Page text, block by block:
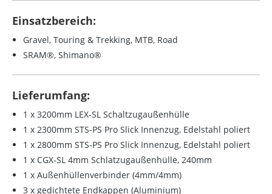
Einsatzbereich:
Gravel, Touring & Trekking, MTB, Road
SRAM®, Shimano®
Lieferumfang:
1 x 3200mm LEX-SL Schaltzugaußenhülle
1 x 2300mm STS-PS Pro Slick Innenzug, Edelstahl poliert
1 x 2800mm STS-PS Pro Slick Innenzug, Edelstahl poliert
1 x CGX-SL 4mm Schlatzugaußenhülle, 240mm
1 x Außenhüllenverbinder (4mm/4mm)
3 x gedichtete Endkappen (Aluminium)